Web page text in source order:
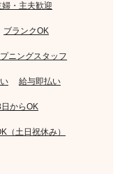
婦・主夫歓迎
ブランクOK
ニングスタッフ
給与即払い
からOK
（土日祝休み）